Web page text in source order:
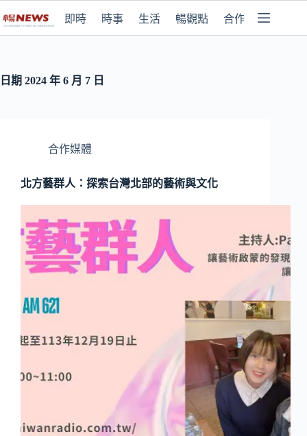
即時 時事 生活 暢觀點 合作媒體
日期 2024 年 6 月 7 日
合作媒體
北方藝群人：探索台灣北部的藝術與文化